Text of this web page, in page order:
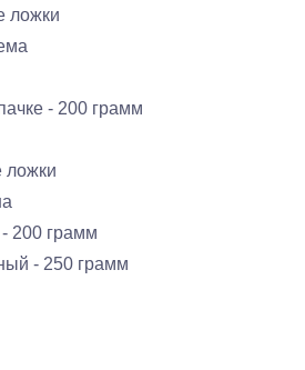
ложки
- 200 грамм
ложки
200 грамм
- 250 грамм